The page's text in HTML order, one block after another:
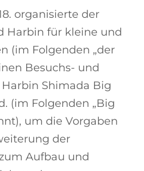
organisierte der
Harbin für kleine und
(im Folgenden „der
Besuchs- und
Shimada Big
(im Folgenden „Big
um die Vorgaben
der
Aufbau und